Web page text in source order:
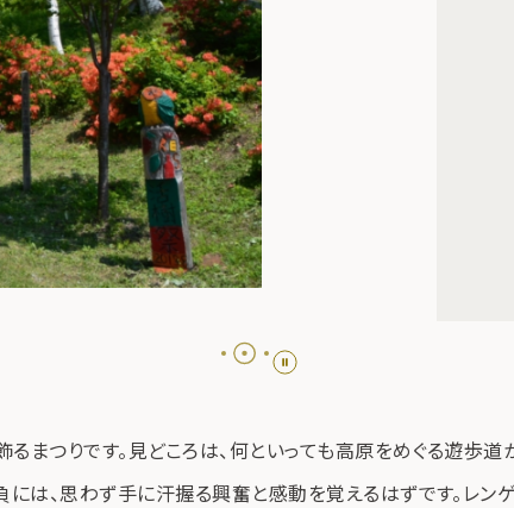
つりです。見どころは、何といっても高原をめぐる遊歩
は、思わず手に汗握る興奮と感動を覚えるはずです。レ